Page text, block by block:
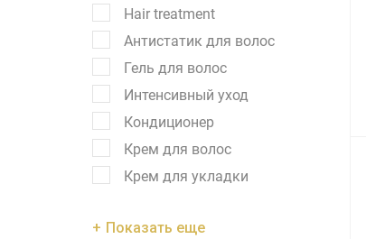
Hair treatment
Антистатик для волос
Гель для волос
Интенсивный уход
Кондиционер
Крем для волос
Крем для укладки
Показать еще